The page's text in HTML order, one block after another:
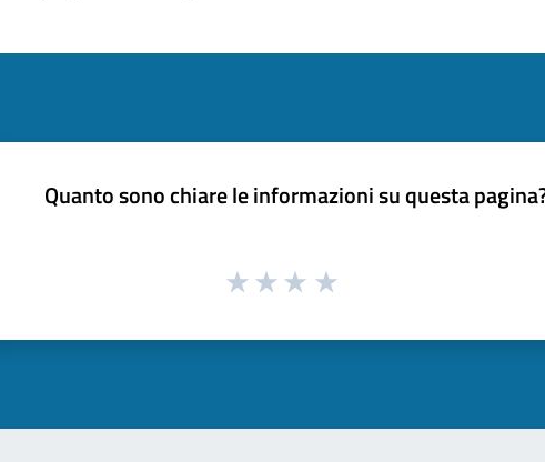
Quanto sono chiare le informazioni su questa